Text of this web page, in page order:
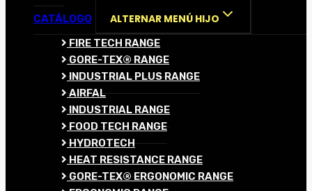
CATÁLOGO ALTERNAR MENÚ HIJO
FIRE TECH RANGE
GORE-TEX® RANGE
INDUSTRIAL PLUS RANGE
AIRFAL
INDUSTRIAL RANGE
FOOD TECH RANGE
HYDROTECH
HEAT RESISTANCE RANGE
GORE-TEX® ERGONOMIC RANGE